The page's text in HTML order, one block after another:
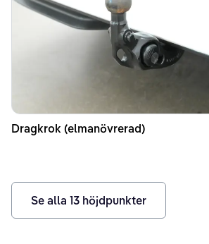
Dragkrok (elmanövrerad)
Se alla 13 höjdpunkter